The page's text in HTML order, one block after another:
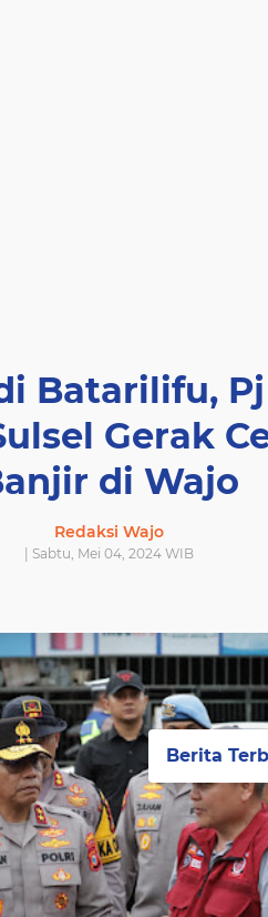
Batarilifu,
Gerak
di Wajo
Redaksi Wajo
| Sabtu, Mei 04, 2024 WIB
Berita